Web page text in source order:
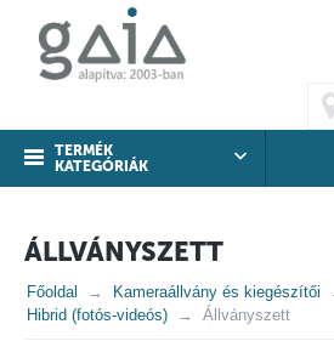
TERMÉK
KATEGÓRIÁK
ÁLLVÁNYSZETT
Főoldal
Kameraállvány és kiegészítői
Hibrid (fotós-videós)
Állványszett